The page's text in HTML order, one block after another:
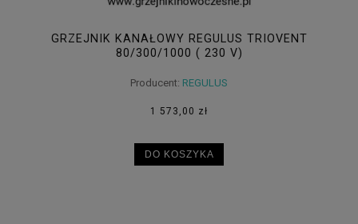
GRZEJNIK KANAŁOWY REGULUS TRIOVENT
80/300/1000 ( 230 V)
Producent: REGULUS
1 573,00 zł
DO KOSZYKA